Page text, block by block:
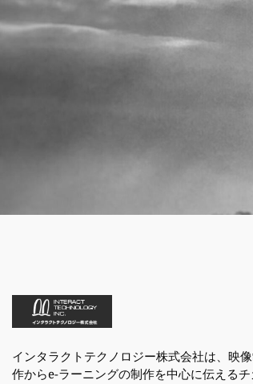
インタラクトテクノロジー株式会社は、映
作からe-ラーニングの制作を中心に伝えるチ